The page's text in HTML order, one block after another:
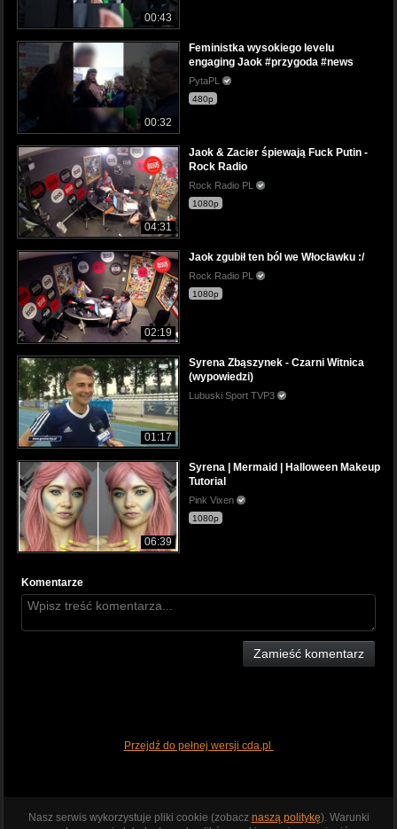
00:43
00:32
Feministka wysokiego levelu
engaging Jaok #przygoda #news
PytaPL
480p
04:31
Jaok & Zacier śpiewają Fuck Putin -
Rock Radio
Rock Radio PL
1080p
02:19
Jaok zgubił ten ból we Włocławku :/
Rock Radio PL
1080p
01:17
Syrena Zbąszynek - Czarni Witnica
(wypowiedzi)
Lubuski Sport TVP3
06:39
Syrena | Mermaid | Halloween Makeup
Tutorial
Pink Vixen
1080p
Komentarze
Zamieść komentarz
Przejdź do pełnej wersji cda.pl
Nasz serwis wykorzystuje pliki cookie (zobacz naszą politykę). Warunki